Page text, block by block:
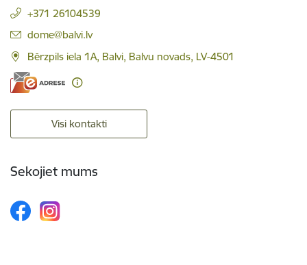
+371 26104539
E-pasts:
dome@balvi.lv
Bērzpils iela 1A, Balvi, Balvu novads, LV-4501
Visi kontakti
Sekojiet mums